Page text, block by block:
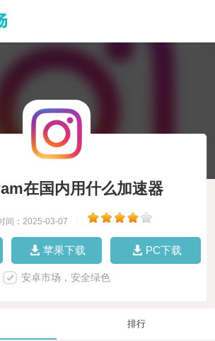
在国内用什么加速器
间：2025-03-07
苹果下载 PC下载
安卓市场，安全绿色
排行